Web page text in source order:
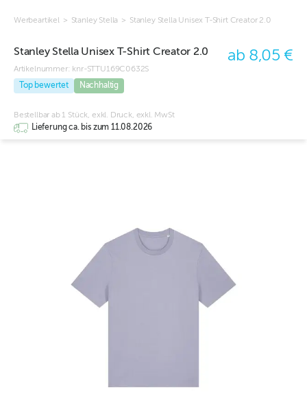
Werbeartikel > Stanley Stella > Stanley Stella Unisex T-Shirt Creator 2.0
Stanley Stella Unisex T-Shirt Creator 2.0
Artikelnummer: knr-STTU169C0632S
Top bewertet
Nachhaltig
ab 8,05 €
Bestellbar ab 1 Stück, exkl. Druck, exkl. MwSt
Lieferung ca. bis zum 11.08.2026